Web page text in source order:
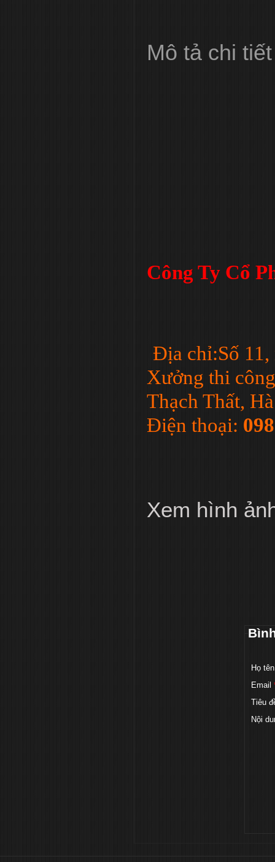
Mô tả chi tiết
Công Ty Cổ
Địa chỉ:Số 11,
Xưởng thi
Thạch Thất,
Điện thoại:
Xem hình
Họ tên
Email
Tiêu
Nội